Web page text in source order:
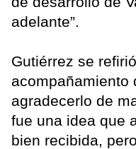
adelante”.
Gutiérrez se
acompañamiento
agradecerlo de
fue una idea que
bien recibida,